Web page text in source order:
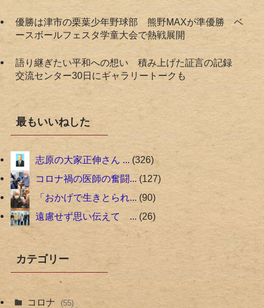
優勝は津市の栗葉少年野球部 熊野MAXが準優勝 ベ
ースボールフェスタ学童大会で熱戦展開
語り継ぎたい平和への想い 積み上げた証言の記録
交流センター30日にギャラリートークも
最もいいねした
志原の大家正伸さん ... 326
コロナ禍の医師の奮闘... 127
「おかげで生きとられ... 90
遠慮せず思い伝えて ... 26
カテゴリー
コロナ (55)